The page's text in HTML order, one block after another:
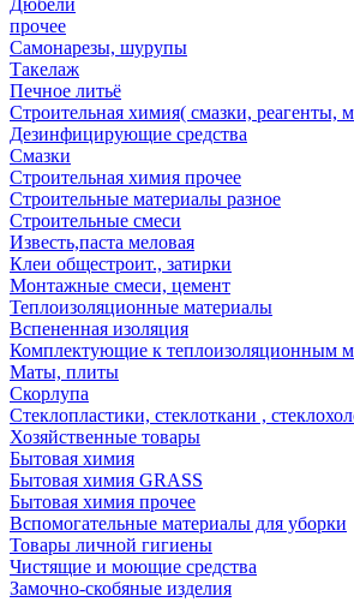
Дюбели
прочее
Самонарезы, шурупы
Такелаж
Печное литьё
Строительная химия( смазки, реагенты,
Дезинфицирующие средства
Смазки
Строительная химия прочее
Строительные материалы разное
Строительные смеси
Известь,паста меловая
Клеи общестроит., затирки
Монтажные смеси, цемент
Теплоизоляционные материалы
Вспененная изоляция
Комплектующие к теплоизоляционным
Маты, плиты
Скорлупа
Стеклопластики, стеклоткани ,
Хозяйственные товары
Бытовая химия
Бытовая химия GRASS
Бытовая химия прочее
Вспомогательные материалы для уборки
Товары личной гигиены
Чистящие и моющие средства
Замочно-скобяные изделия